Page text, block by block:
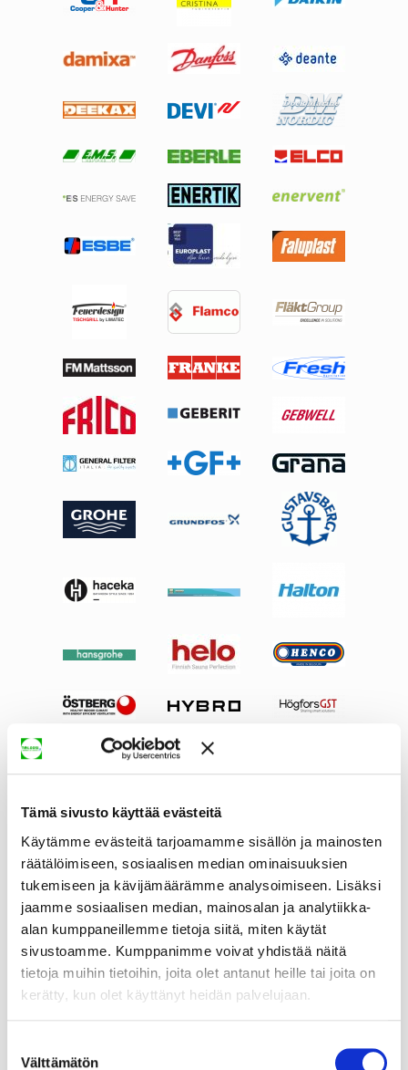
Tämä sivusto käyttää evästeitä
Käytämme evästeitä tarjoamamme sisällön ja mainosten
räätälöimiseen, sosiaalisen median ominaisuuksien
tukemiseen ja kävijämäärämme analysoimiseen. Lisäksi
jaamme sosiaalisen median, mainosalan ja analytiikka-
alan kumppaneillemme tietoja siitä, miten käytät
sivustoamme. Kumppanimme voivat yhdistää näitä
tietoja muihin tietoihin, joita olet antanut heille tai joita on
kerätty, kun olet käyttänyt heidän palvelujaan.
valinta
Välttämätön